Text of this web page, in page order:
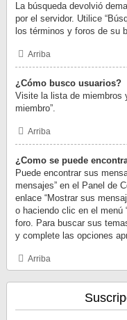
La búsqueda devolvió
por el servidor. Utilice
los términos y foros de su
Arriba
¿Cómo busco usuarios?
Visite la lista de miembros
miembro”.
Arriba
¿Como se puede
Puede encontrar sus
mensajes” en el Panel de
enlace “Mostrar sus
o haciendo clic en el menú
foro. Para buscar sus
y complete las opciones
Arriba